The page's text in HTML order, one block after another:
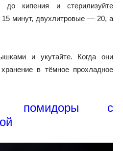
до кипения и стерилизуйте
15 минут, двухлитровые — 20, а
и укутайте. Когда они
в тёмное прохладное
помидоры с